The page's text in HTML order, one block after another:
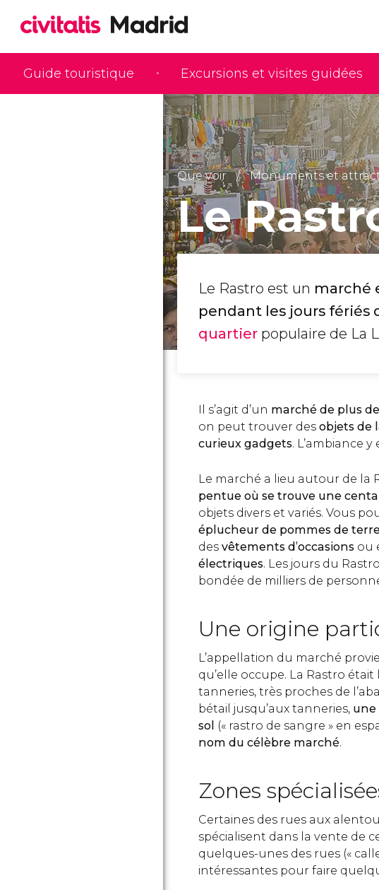
Guide touristique Excursions et visites guidées
Que voir Monuments et
Le
Le Rastro est un marché
pendant les jours fériés
quartier populaire de La
Il s’agit d’un marché de plus
on peut trouver des objets de
curieux gadgets. L’ambiance
Le marché a lieu autour de la
pentue où se trouve une
objets divers et variés. Vous
éplucheur de pommes de
des vêtements d’occasions ou
électriques. Les jours du
bondée de milliers de
Une origine
L’appellation du marché
qu’elle occupe. La Rastro
tanneries, très proches de
bétail jusqu’aux tanneries, une
sol (« rastro de sangre » en
nom du célèbre marché.
Zones
Certaines des rues aux
spécialisent dans la vente de
quelques-unes des rues («
intéressantes pour faire